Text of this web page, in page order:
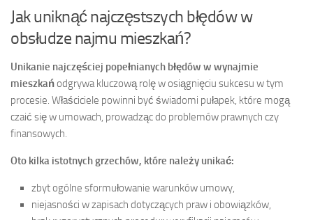
Jak uniknąć najczęstszych błędów w
obsłudze najmu mieszkań?
Unikanie najczęściej popełnianych błędów w wynajmie
mieszkańodgrywa kluczową rolę w osiągnięciu sukcesu w tym
procesie. Właściciele powinni być świadomi pułapek, które mogą
czaić się w umowach, prowadząc do problemów prawnych czy
finansowych.
Oto kilka istotnych grzechów, które należy unikać:
zbyt ogólne sformułowanie warunków umowy,
niejasności w zapisach dotyczących praw i obowiązków,